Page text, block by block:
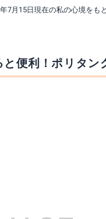
7月15日現在の私の心境をも
便利！ポリタン